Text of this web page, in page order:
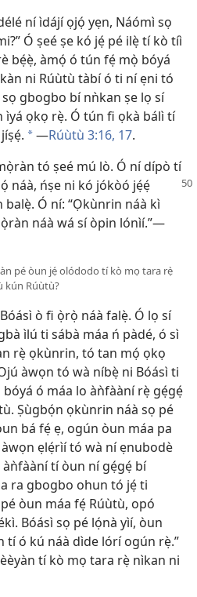
ní ìdájí ọjọ́ yẹn, Náómì sọ
Ó ṣeé ṣe kó jẹ́ pé ilẹ̀ tí kò tíì
bẹ́ẹ̀, àmọ́ ó tún fẹ́ mọ̀ bóyá
ni Rúùtù tàbí ó ti ní ẹni tó
gbogbo bí nǹkan ṣe lọ sí
ìyá ọkọ rẹ̀. Ó tún fi ọkà bálì tí
*—Rúùtù 3:16, 17.
tó ṣeé mú lò. Ó ní dípò tí
náà, ńṣe ni kó jókòó jẹ́ẹ́
Ó ní: “Ọkùnrin náà kì
náà wá sí òpin lónìí.”—
pé òun jẹ́ olódodo tí kò mọ tara rẹ̀
kún Rúùtù?
ò fi ọ̀rọ̀ náà falẹ̀. Ó lọ sí
ìlú ti sábà máa ń pàdé, ó sì
rẹ̀ ọkùnrin, tó tan mọ́ ọkọ
àwọn tó wà níbẹ̀ ni Bóásì ti
ó máa lo àǹfààní rẹ̀ gẹ́gẹ́
Ṣùgbọ́n ọkùnrin náà sọ pé
bá fẹ́ ẹ, ogún òun máa pa
ẹlẹ́rìí tó wà ní ẹnubodè
tí òun ní gẹ́gẹ́ bí
ra gbogbo ohun tó jẹ́ ti
òun máa fẹ́ Rúùtù, opó
Bóásì sọ pé lọ́nà yìí, òun
tí ó kú náà dìde lórí ogún rẹ̀.”
tí kò mọ tara rẹ̀ nìkan ni